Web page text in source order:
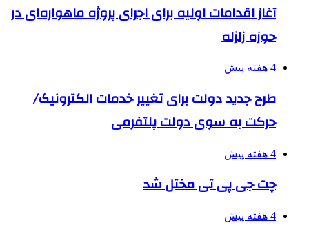
آغاز اقدامات اولیه برای اجرای پروژه ماهواره‌ای در
حوزه زلزله
4 هفته پیش
طرح جدید دولت برای تغییر خدمات الکترونیک/
حرکت به سوی دولت پلتفرمی
4 هفته پیش
چت جی پی تی مختل شد
4 هفته پیش